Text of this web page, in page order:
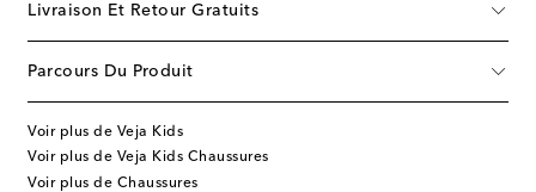
Livraison Et Retour Gratuits
Parcours Du Produit
Voir plus de Veja Kids
Voir plus de Veja Kids Chaussures
Voir plus de Chaussures